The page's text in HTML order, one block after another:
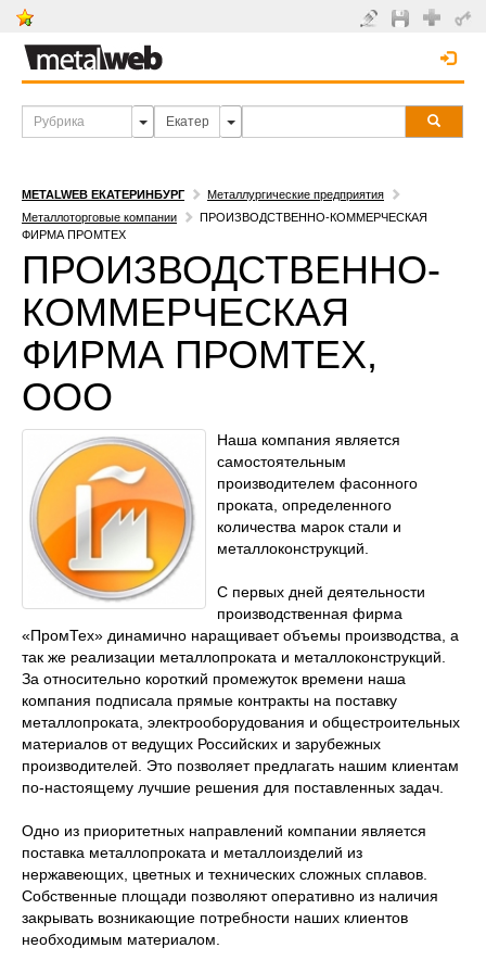
METALWEB ЕКАТЕРИНБУРГ
Металлургические предприятия
Металлоторговые компании
ПРОИЗВОДСТВЕННО-КОММЕРЧЕСКАЯ
ФИРМА ПРОМТЕХ
ПРОИЗВОДСТВЕННО-
КОММЕРЧЕСКАЯ
ФИРМА ПРОМТЕХ,
ООО
Наша компания является
самостоятельным
производителем фасонного
проката, определенного
количества марок стали и
металлоконструкций.
С первых дней деятельности
производственная фирма
«ПромТех» динамично наращивает объемы производства, а
так же реализации металлопроката и металлоконструкций.
За относительно короткий промежуток времени наша
компания подписала прямые контракты на поставку
металлопроката, электрооборудования и общестроительных
материалов от ведущих Российских и зарубежных
производителей. Это позволяет предлагать нашим клиентам
по-настоящему лучшие решения для поставленных задач.
Одно из приоритетных направлений компании является
поставка металлопроката и металлоизделий из
нержавеющих, цветных и технических сложных сплавов.
Собственные площади позволяют оперативно из наличия
закрывать возникающие потребности наших клиентов
необходимым материалом.